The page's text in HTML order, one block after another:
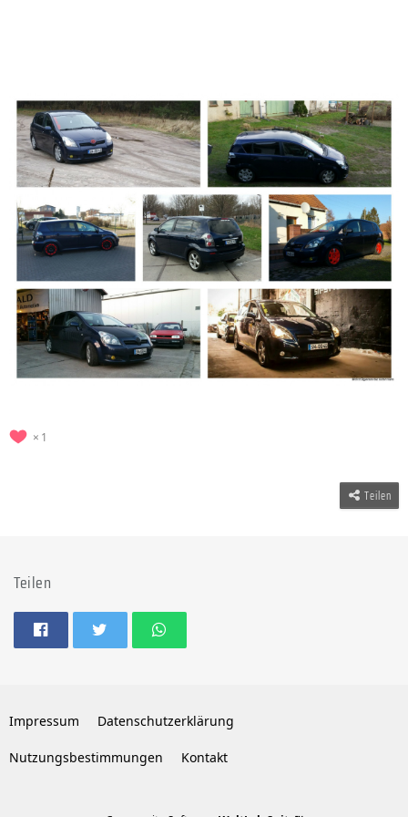
1
Teilen
Teilen
Impressum Datenschutzerklärung
Nutzungsbestimmungen Kontakt